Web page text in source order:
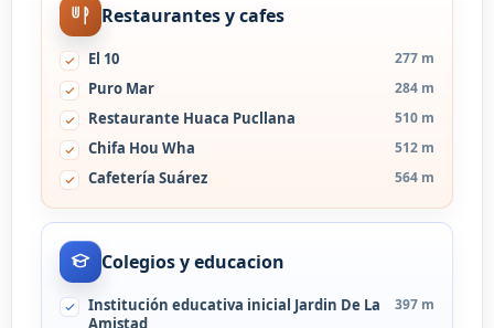
Restaurantes y cafes
El 10 277 m
Puro Mar 284 m
Restaurante Huaca Pucllana 510 m
Chifa Hou Wha 512 m
Cafetería Suárez 564 m
Colegios y educacion
Institución educativa inicial Jardin De La
Amistad
397 m